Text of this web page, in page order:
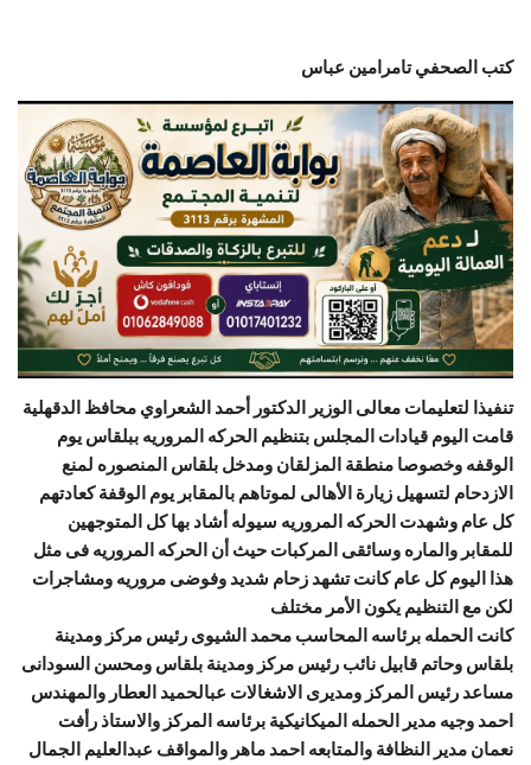
كتب الصحفي تامرامين عباس
تنفيذا لتعليمات معالى الوزير الدكتور أحمد الشعراوي محافظ الدقهلية
قامت اليوم قيادات المجلس بتنظيم الحركه المروريه ببلقاس يوم
الوقفه وخصوصا منطقة المزلقان ومدخل بلقاس المنصوره لمنع
الازدحام لتسهيل زيارة الأهالى لموتاهم بالمقابر يوم الوقفة كعادتهم
كل عام وشهدت الحركه المروريه سيوله أشاد بها كل المتوجهين
للمقابر والماره وسائقى المركبات حيث أن الحركه المروريه فى مثل
هذا اليوم كل عام كانت تشهد زحام شديد وفوضى مروريه ومشاجرات
لكن مع التنظيم يكون الأمر مختلف
كانت الحمله برئاسه المحاسب محمد الشيوى رئيس مركز ومدينة
بلقاس وحاتم قابيل نائب رئيس مركز ومدينة بلقاس ومحسن السودانى
مساعد رئيس المركز ومديرى الاشغالات عبالحميد العطار والمهندس
احمد وجيه مدير الحمله الميكانيكية برئاسه المركز والاستاذ رأفت
نعمان مدير النظافة والمتابعه احمد ماهر والمواقف عبدالعليم الجمال